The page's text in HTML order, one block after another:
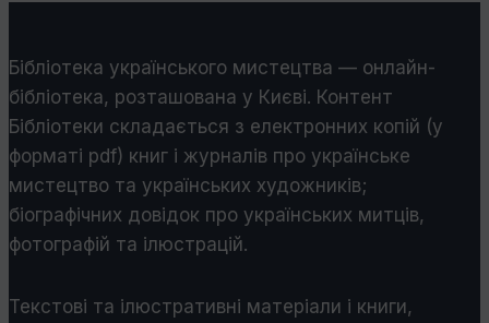
Бібліотека українського мистецтва — онлайн-
бібліотека, розташована у Києві. Контент
Бібліотеки складається з електронних копій (у
форматі pdf) книг і журналів про українське
мистецтво та українських художників;
біографічних довідок про українських митців,
фотографій та ілюстрацій.
Текстові та ілюстративні матеріали і книги,